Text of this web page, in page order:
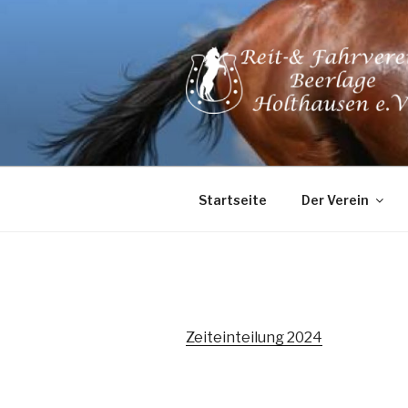
Startseite Der Verein
Zeiteinteilung 2024